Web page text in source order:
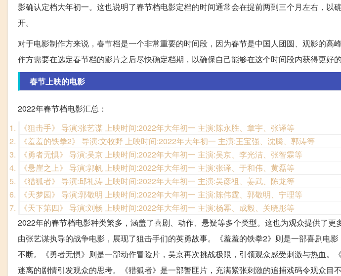
影确认定档大年初一。这也说明了春节档电影定档的时间通常会在提前两到三个月左右，以
开。
对于电影制作方来说，春节档是一个非常重要的时间段，因为春节是中国人团圆、观影的高
作方需要在选定春节档的影片之后尽快确定档期，以确保自己能够在这个时间段内获得更好的
春节上映的电影
2022年春节档电影汇总：
《狙击手》 导演:张艺谋 上映时间:2022年大年初一 主演:陈永胜、章宇、张译等
《羞羞的铁拳2》 导演:文牧野 上映时间:2022年大年初一 主演:王宝强、沈腾、郭涛等
《勇者无惧》 导演:吴京 上映时间:2022年大年初一 主演:吴京、李光洁、张智霖等
《悬崖之上》 导演:郭帆 上映时间:2022年大年初一 主演:张译、于和伟、黄磊等
《猎狐者》 导演:邱礼涛 上映时间:2022年大年初一 主演:吴彦祖、姜武、陈龙等
《天梦园》 导演:郭敬明 上映时间:2022年大年初一 主演:陈伟霆、郭敬明、宁理等
《天下第四》 导演:刘畅 上映时间:2022年大年初一 主演:杨幂、成毅、关晓彤等
2022年的春节档电影种类繁多，涵盖了喜剧、动作、悬疑等多个类型。这也为观众提供了更
由张艺谋执导的战争电影，展现了狙击手们的英勇故事。《羞羞的铁拳2》则是一部喜剧电
不断。《勇者无惧》则是一部动作冒险片，吴京再次挑战极限，引领观众感受刺激与热血。
迷离的剧情引发观众的思考。《猎狐者》是一部警匪片，充满紧张刺激的追捕戏码令观众目